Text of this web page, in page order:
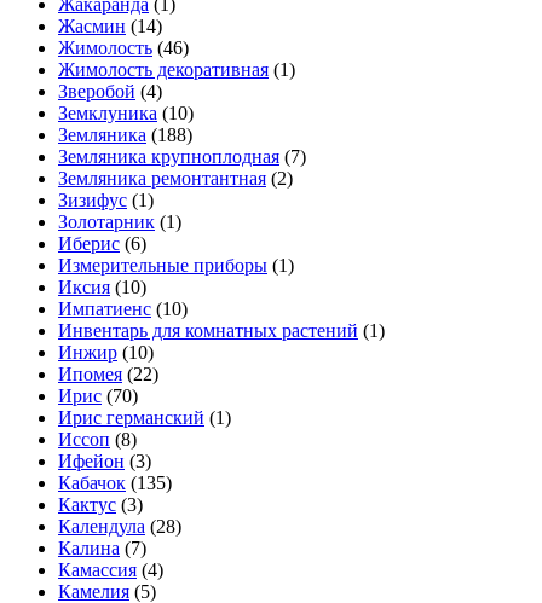
Жасмин (14)
Жимолость (46)
Жимолость декоративная (1)
Зверобой (4)
Земклуника (10)
Земляника (188)
Земляника крупноплодная (7)
Земляника ремонтантная (2)
Зизифус (1)
Золотарник (1)
Иберис (6)
Измерительные приборы (1)
Иксия (10)
Импатиенс (10)
Инвентарь для комнатных растений (1)
Инжир (10)
Ипомея (22)
Ирис (70)
Ирис германский (1)
Иссоп (8)
Ифейон (3)
Кабачок (135)
Кактус (3)
Календула (28)
Калина (7)
Камассия (4)
Камелия (5)